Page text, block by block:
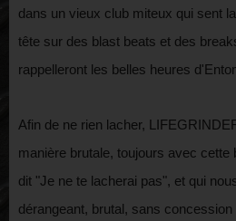
dans un vieux club miteux qui sent
tête sur des blast beats et des
rappelleront les belles heures
Afin de ne rien lacher,
manière brutale, toujours avec
dit "Je ne te lacherai pas", et qui
dérangeant, brutal, sans